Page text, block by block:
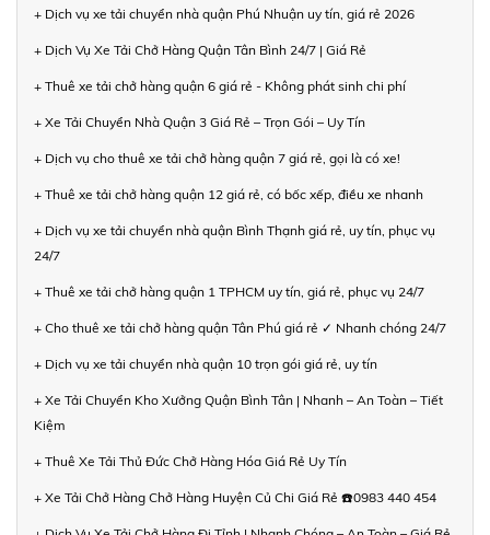
+ Dịch vụ xe tải chuyển nhà quận Phú Nhuận uy tín, giá rẻ 2026
+ Dịch Vụ Xe Tải Chở Hàng Quận Tân Bình 24/7 | Giá Rẻ
+ Thuê xe tải chở hàng quận 6 giá rẻ - Không phát sinh chi phí
+ Xe Tải Chuyển Nhà Quận 3 Giá Rẻ – Trọn Gói – Uy Tín
+ Dịch vụ cho thuê xe tải chở hàng quận 7 giá rẻ, gọi là có xe!
+ Thuê xe tải chở hàng quận 12 giá rẻ, có bốc xếp, điều xe nhanh
+ Dịch vụ xe tải chuyển nhà quận Bình Thạnh giá rẻ, uy tín, phục vụ
24/7
+ Thuê xe tải chở hàng quận 1 TPHCM uy tín, giá rẻ, phục vụ 24/7
+ Cho thuê xe tải chở hàng quận Tân Phú giá rẻ ✓ Nhanh chóng 24/7
+ Dịch vụ xe tải chuyển nhà quận 10 trọn gói giá rẻ, uy tín
+ Xe Tải Chuyển Kho Xưởng Quận Bình Tân | Nhanh – An Toàn – Tiết
Kiệm
+ Thuê Xe Tải Thủ Đức Chở Hàng Hóa Giá Rẻ Uy Tín
+ Xe Tải Chở Hàng Chở Hàng Huyện Củ Chi Giá Rẻ ☎️0983 440 454